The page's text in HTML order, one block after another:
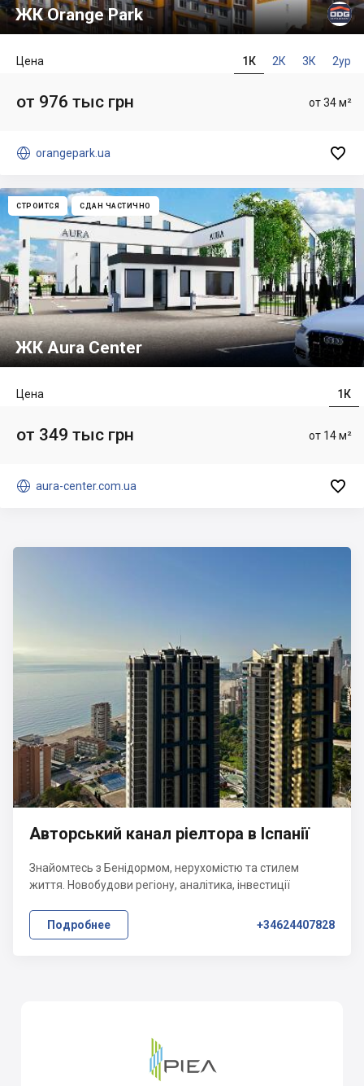
ЖК Orange Park
1К 2К 3К 2ур
Цена
от 34 м²
от 976 тыс грн
 orangepark.ua 
СТРОИТСЯ СДАН ЧАСТИЧНО
ЖК Aura Center
1К
Цена
от 14 м²
от 349 тыс грн
 aura-center.com.ua 
Авторський канал ріелтора в Іспанії
Знайомтесь з Бенідормом, нерухомістю та стилем
життя. Новобудови регіону, аналітика, інвестиції
Подробнее +34624407828